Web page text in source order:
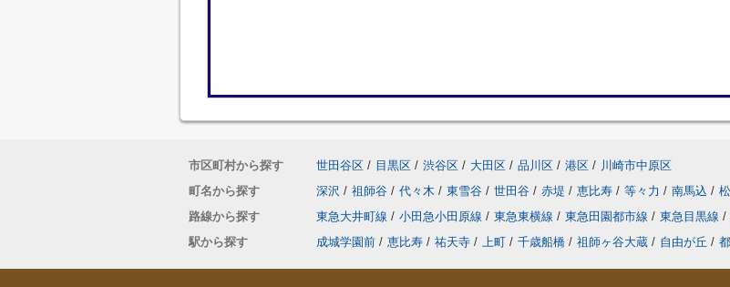
市区町村から探す 世田谷区 / 目黒区 / 渋谷区 / 大田区 / 品川区 / 港区 / 川崎市中原区
町名から探す
深沢 / 祖師谷 / 代々木 / 東雪谷 / 世田谷 / 赤堤 / 恵比寿 / 等々力 / 南馬込 /
路線から探す
東急大井町線 / 小田急小田原線 / 東急東横線 / 東急田園都市線 / 東急目黒線 /
駅から探す
成城学園前 / 恵比寿 / 祐天寺 / 上町 / 千歳船橋 / 祖師ヶ谷大蔵 / 自由が丘 /